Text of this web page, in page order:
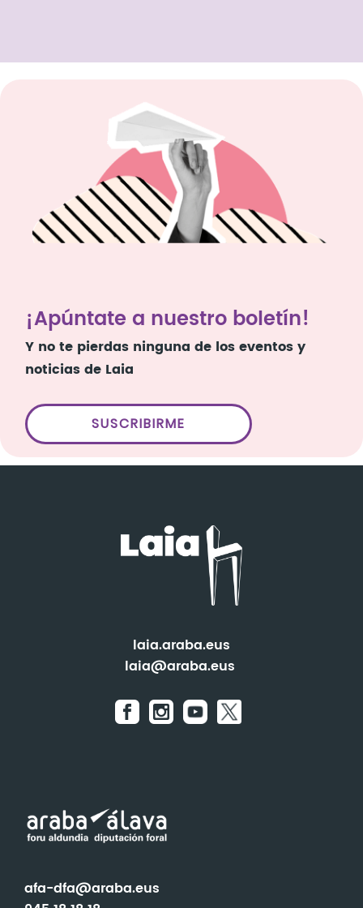
¡Apúntate a nuestro boletín!
Y no te pierdas ninguna de los eventos y
noticias de Laia
SUSCRIBIRME
laia.araba.eus
laia@araba.eus
afa-dfa@araba.eus